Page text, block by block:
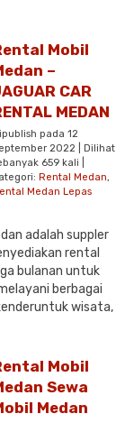
Mobil
–
CAR
MEDAN
pada 12
2022 | Dilihat
659 kali |
Rental Medan,
Medan Lepas
adalah suppler
rental
bulanan untuk
berbagai
wisata,
Mobil
Sewa
Medan